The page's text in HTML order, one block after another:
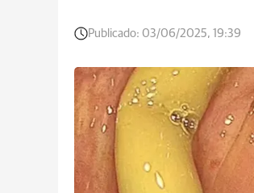
Publicado: 03/06/2025, 19:39